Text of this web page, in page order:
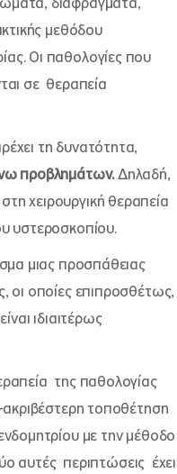
διαφράγματα,
μεθόδου
Οι παθολογίες που
σε θεραπεία
τη δυνατότητα,
προβλημάτων.Δηλαδή,
χειρουργική θεραπεία
υστεροσκοπίου.
μιας προσπάθειας
οι οποίες επιπροσθέτως,
ιδιαιτέρως
της παθολογίας
τοποθέτηση
με την μέθοδο
αυτές περιπτώσεις έχει